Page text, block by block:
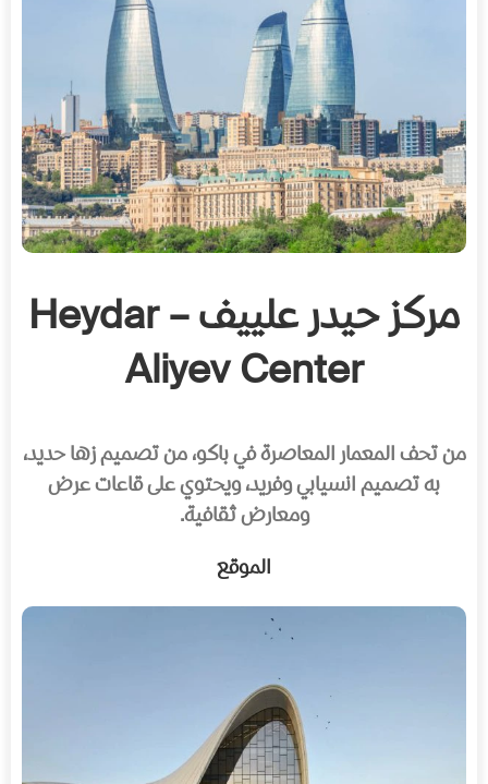
مركز حيدر علييف – Heydar
Aliyev Center
من تحف المعمار المعاصرة في باكو، من تصميم زها حديد،
به تصميم انسيابي وفريد، ويحتوي على قاعات عرض
ومعارض ثقافية.
الموقع